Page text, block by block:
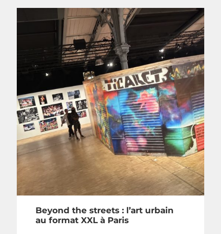
Beyond the streets : l’art urbain
au format XXL à Paris